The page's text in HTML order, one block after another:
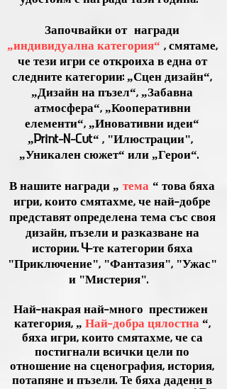
Започвайки от награди
„индивидуална категория“ , смятаме,
че тези игри се откроиха в една от
следните категории: „Сцен дизайн“,
„Дизайн на пъзел“, „Забавна
атмосфера“, „Кооперативни
елементи“, „Иновативни идеи“
„Print-N-Cut“ , "Илюстрации",
„Уникален сюжет“ или „Герои“.
В нашите награди „ тема “ това бяха
игри, които смятахме, че най-добре
представят определена тема със своя
дизайн, пъзели и разказване на
истории. 4-те категории бяха
"Приключение", "Фантазия", "Ужас"
и "Мистерия".
Най-накрая най-много престижен
категория, „ Най-добра цялостна “,
бяха игри, които смятахме, че са
постигнали всички цели по
отношение на сценография, история,
потапяне и пъзели. Те бяха дадени в